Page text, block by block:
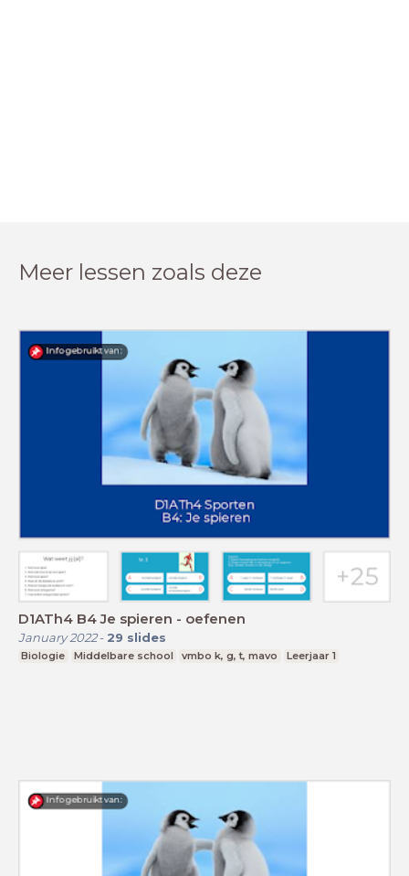
Meer lessen zoals deze
D1ATh4 B4 Je spieren - oefenen
January 2022- 29 slides
Biologie Middelbare school vmbo k, g, t, mavo Leerjaar 1